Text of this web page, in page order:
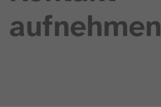
aufnehmen